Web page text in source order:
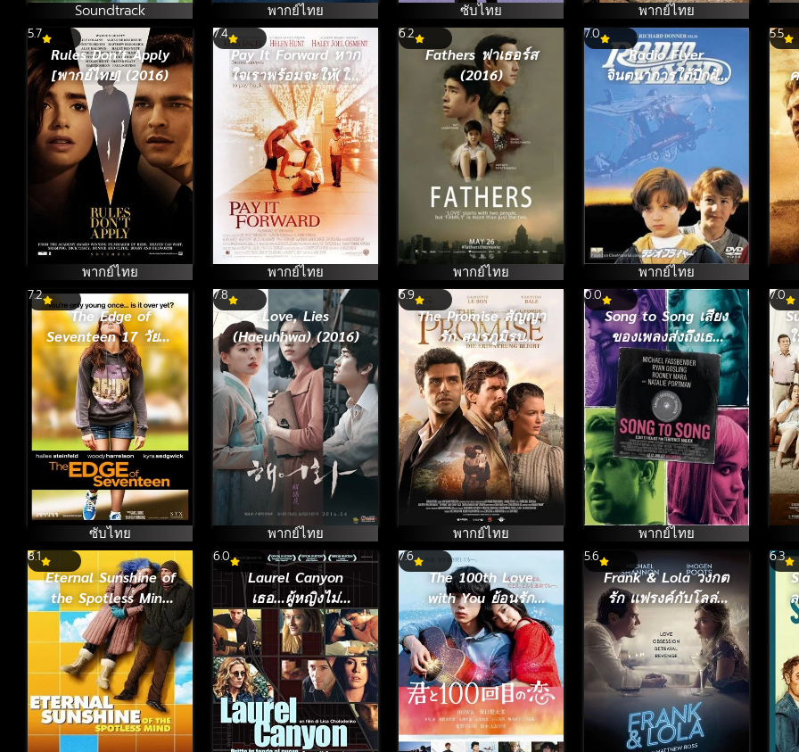
Soundtrack พากย์ไทย ซับไทย พากย์ไทย
5.7
Rules Don’t Apply
[พากย์ไทย] (2016)
พากย์ไทย
7.4
Pay It Forward หาก
ใจเราพร้อมจะให้(ใจ)
เราจะได้มากกว่าหนึ่ง
(2000)
พากย์ไทย
6.2
Fathers ฟาเธอร์ส
(2016)
พากย์ไทย
7.0
Radio Flyer
จินตนาการใต้ปีกฝัน
(1992)
พากย์ไทย
5.5
7.2
The Edge of
Seventeen 17 วัยใส
วันว้าวุ่น (ซับไทย)
(2016)
ซับไทย
7.8
Love, Lies
(Haeuhhwa) (2016)
พากย์ไทย
6.9
The Promise สัญญา
รัก สมรภูมิรบ
(2016)
พากย์ไทย
0.0
Song to Song เสียง
ของเพลงส่งถึงเธอ
(2017)
พากย์ไทย
7.0
8.1
Eternal Sunshine of
the Spotless Mind
ลบเธอ…ให้ไม่ลืม
(2004)
6.0
Laurel Canyon
เธอ…ผู้หญิงไม่
ธรรมดา (2002)
7.6
The 100th Love
with You ย้อนรัก
100 ครั้ง ก็ยังเป็นเธอ
(2017)
5.6
Frank & Lola วงกต
รัก แฟรงค์กับโลล่า
[ซับไทย] (2016)
6.3